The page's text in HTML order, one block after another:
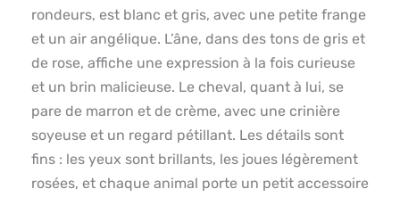
rondeurs, est blanc et gris, avec une petite frange
et un air angélique. L’âne, dans des tons de gris et
de rose, affiche une expression à la fois curieuse
et un brin malicieuse. Le cheval, quant à lui, se
pare de marron et de crème, avec une crinière
soyeuse et un regard pétillant. Les détails sont
fins : les yeux sont brillants, les joues légèrement
rosées, et chaque animal porte un petit accessoire